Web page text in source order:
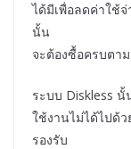
ได้มีเพื่อลดค่าใช้
นั้น
จะต้องซื้อครบตา
ระบบ Diskless นั้
ใช้งานไม่ได้ไปด้
รองรับ